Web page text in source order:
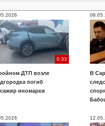
0:33
ДТП возле
погиб
иномарки
В